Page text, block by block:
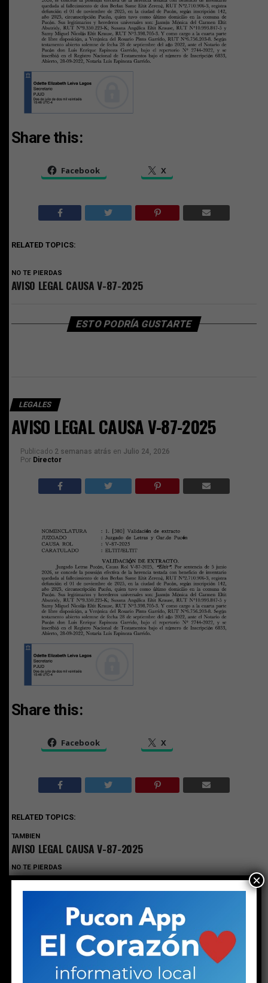
Share this:
Facebook X
RELATED TOPICS:
NO TE PIERDAS
AVISO LEGAL CAUSA V-87-2025
ESTO PODRÍA GUSTARTE
LEGALES
AVISO LEGAL CAUSA V-87-2025
Publicado 2 semanas atrás en Julio 24, 2026
Por Director
Share this:
Facebook X
RELATED TOPICS:
TAMBIEN
AVISO LEGAL CAUSA V-87-2025
NO TE PIERDAS
AVISO LEGAL CAUSA V-87-2025
ESTO PODRÍA GUSTARTE
×